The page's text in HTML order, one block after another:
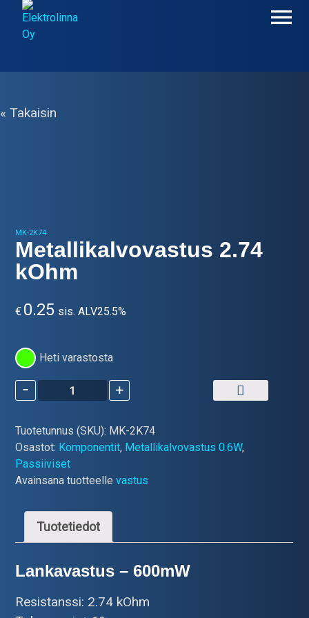
content
« Takaisin
MK-2K74
Metallikalvovastus 2.74
kOhm
€ 0.25 sis. ALV25.5%
Heti varastosta
-
Metallikalvovastus
2.74
määrä
+
Tuotetunnus (SKU): MK-2K74
Osastot: Komponentit, Metallikalvovastus 0.6W,
Passiiviset
Avainsana tuotteellevastus
Tuotetiedot
Lankavastus – 600mW
Resistanssi: 2.74 kOhm